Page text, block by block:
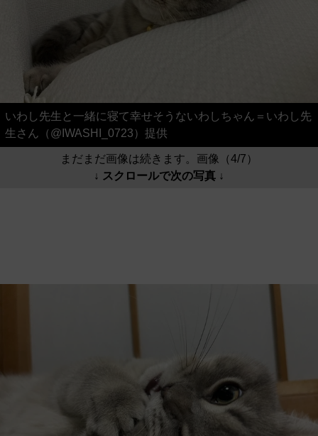
いわし先生と一緒に寝て幸せそうないわしちゃん＝いわし先
生さん（@IWASHI_0723）提供
まだまだ画像は続きます。画像（4/7）
↓ スクロールで次の写真 ↓